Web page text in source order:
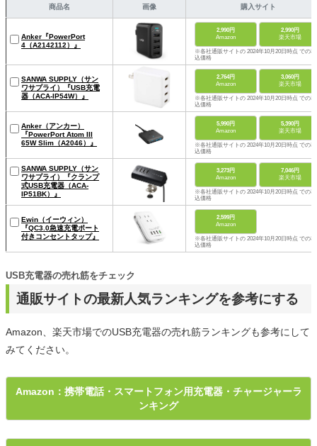
商品名 画像 購入サイト
Anker『PowerPort
4（‎A2142112）』
2,990円
Amazon
2,990円
楽天市場
※各社通販サイトの 2024年10月20日時点 での税
込価格
SANWA SUPPLY（サン
ワサプライ）『USB充電
器（ACA-IP54W）』
2,764円
Amazon
3,060円
楽天市場
※各社通販サイトの 2024年10月20日時点 での税
込価格
Anker（アンカー）
『PowerPort Atom III
65W Slim（A2046）』
5,990円
Amazon
5,390円
楽天市場
※各社通販サイトの 2024年10月20日時点 での税
込価格
SANWA SUPPLY（サン
ワサプライ）『クランプ
式USB充電器（ACA-
IP51BK）』
3,273円
Amazon
7,046円
楽天市場
※各社通販サイトの 2024年10月20日時点 での税
込価格
Ewin（イーウィン）
『QC3.0急速充電ポート
付きコンセントタップ』
2,599円
Amazon
※各社通販サイトの 2024年10月20日時点 での税
込価格
通販サイトの最新人気ランキングを参考にする
USB充電器の売れ筋をチェック
Amazon、楽天市場でのUSB充電器の売れ筋ランキングも参考にして
みてください。
Amazon：携帯電話・スマートフォン用充電器・チャージャーラ
ンキング